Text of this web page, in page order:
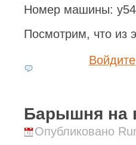
Номер машины:
Посмотрим, что из
Войдите
Барышня на
Опубликовано